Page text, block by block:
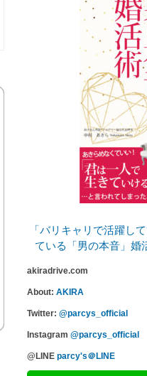
「バリキャリで活躍し
ている「男の本音」婚
akiradrive.com
About: AKIRA
Twitter: @parcys_official
Instagram @parcys_official
@LINE parcy's＠LINE